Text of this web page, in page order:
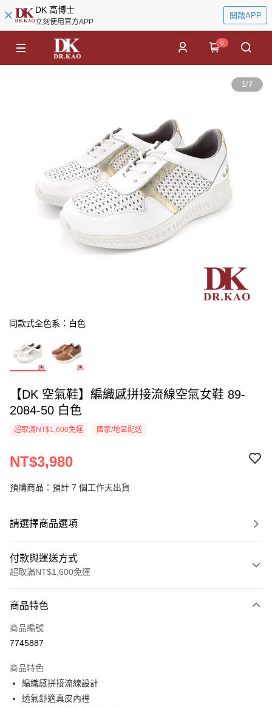
DK 高博士
立刻使用官方APP
開啟APP
0
1/7
同款式全色系：白色
【DK 空氣鞋】編織感拼接流線空氣女鞋 89-
2084-50 白色
超取滿NT$1,600免運 國家/地區配送
NT$3,980
預購商品：預計 7 個工作天出貨
請選擇商品選項
付款與運送方式
超取滿NT$1,600免運
信用卡一次付款
LINE Pay
街口支付
悠遊付
商品特色
商品編號
7745887
商品特色
編織感拼接流線設計
透氣舒適真皮內裡